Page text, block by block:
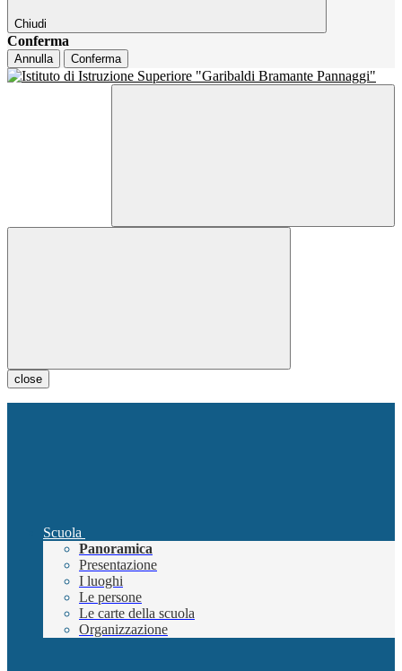
Chiudi
Conferma
Annulla Conferma
close
Scuola
Panoramica
Presentazione
I luoghi
Le persone
Le carte della scuola
Organizzazione